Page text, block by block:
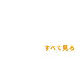
すべて見る